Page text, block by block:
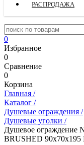
РАСПРОДАЖА
0
Избранное
0
Сравнение
0
Корзина
Главная /
Каталог /
Душевые ограждения /
Душевые уголки /
Душевое ограждение
BRUSHED 90x70x195